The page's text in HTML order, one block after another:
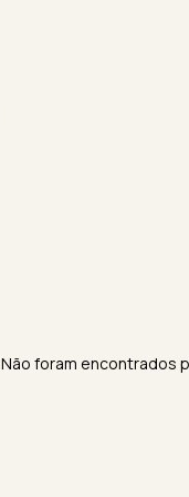
Não foram encontrados